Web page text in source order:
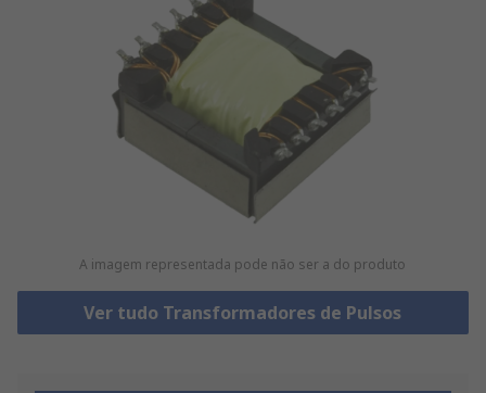
A imagem representada pode não ser a do produto
Ver tudo Transformadores de Pulsos